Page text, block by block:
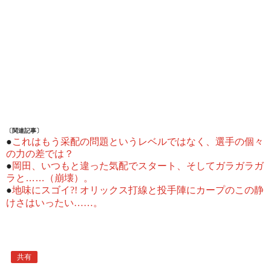
〔関連記事〕
●これはもう采配の問題というレベルではなく、選手の個々
の力の差では？
●岡田、いつもと違った気配でスタート、そしてガラガラガ
ラと……（崩壊）。
●地味にスゴイ?! オリックス打線と投手陣にカープのこの静
けさはいったい……。
共有